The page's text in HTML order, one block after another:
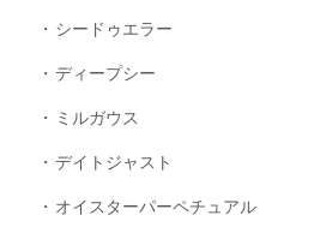
シードゥエラー
ディープシー
ミルガウス
デイトジャスト
オイスターパーペチュアル